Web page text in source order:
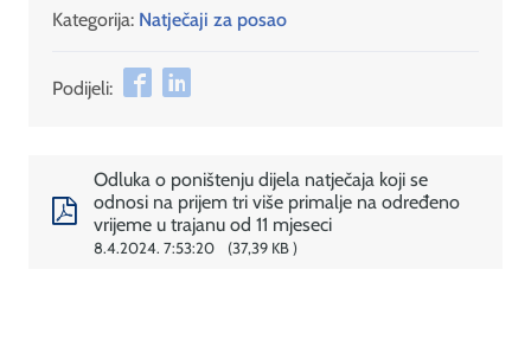
Kategorija: Natječaji za posao
Podijeli:
Odluka o poništenju dijela natječaja koji se
odnosi na prijem tri više primalje na određeno
vrijeme u trajanu od 11 mjeseci
8.4.2024. 7:53:20 37,39 KB